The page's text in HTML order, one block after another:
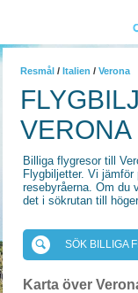
Resmål / Italien / Verona
VERONA
Billiga flygresor till
Flygbiljetter. Vi
resebyråerna. Om du
det i sökrutan till
SÖK BILLIGA
Karta över